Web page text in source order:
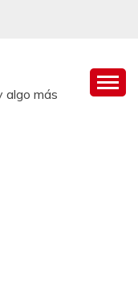
algo más